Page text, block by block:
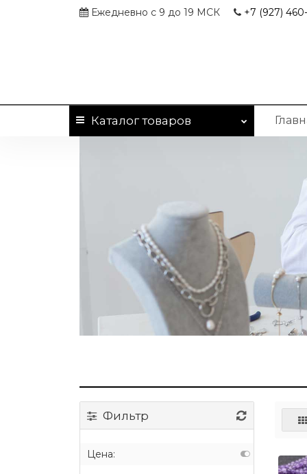
Ежедневно с 9 до 19 МСК +7 (927)
Каталогтоваров
Фильтр
Цена: